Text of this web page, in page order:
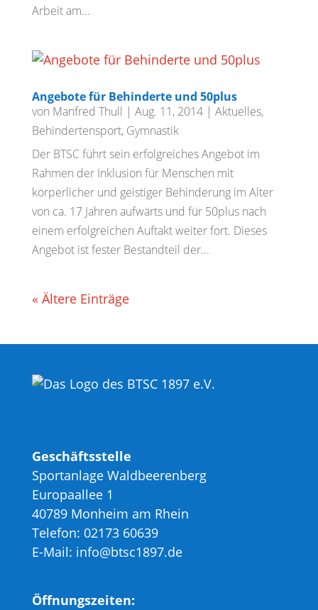
Arbeit am...
Angebote für Behinderte und 50plus
von Manfred Thull | Aug. 11, 2014| Aktuelles,
Behindertensport, Gymnastik
Der BTSC führt sein erfolgreiches Angebot im
Rahmen der Inklusion für Menschen mit
körperlicher und geistiger Behinderung im Alter
von ca. 17 Jahren aufwärts und für 50plus nach
einem erfolgreichen Auftakt weiter fort. Dieses
Angebot ist fester Bestandteil der...
« Ältere Einträge
Geschäftsstelle
Sportanlage Waldbeerenberg
Europaallee 1
40789 Monheim am Rhein
Telefon: 02173 60639
E-Mail: info@btsc1897.de
Öffnungszeiten: